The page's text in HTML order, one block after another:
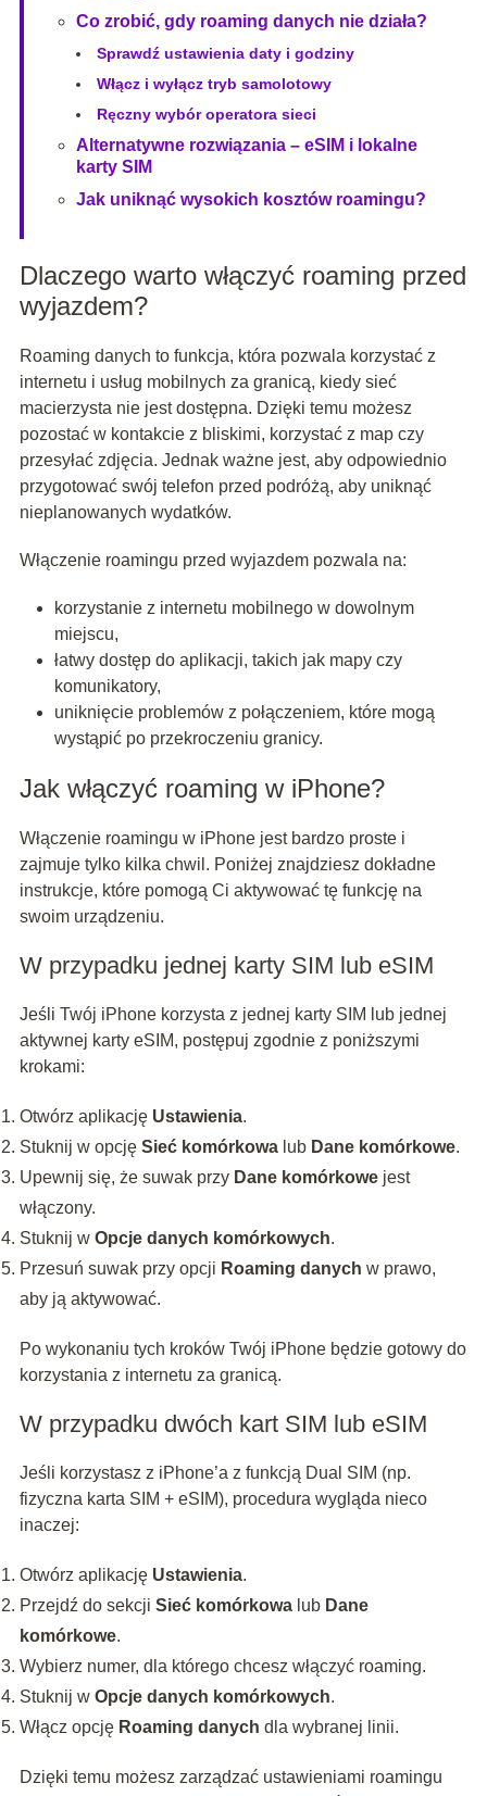
Co zrobić, gdy roaming danych nie działa?
Sprawdź ustawienia daty i godziny
Włącz i wyłącz tryb samolotowy
Ręczny wybór operatora sieci
Alternatywne rozwiązania – eSIM i lokalne
karty SIM
Jak uniknąć wysokich kosztów roamingu?
Dlaczego warto włączyć roaming przed
wyjazdem?
Roaming danych to funkcja, która pozwala korzystać z
internetu i usług mobilnych za granicą, kiedy sieć
macierzysta nie jest dostępna. Dzięki temu możesz
pozostać w kontakcie z bliskimi, korzystać z map czy
przesyłać zdjęcia. Jednak ważne jest, aby odpowiednio
przygotować swój telefon przed podróżą, aby uniknąć
nieplanowanych wydatków.
Włączenie roamingu przed wyjazdem pozwala na:
korzystanie z internetu mobilnego w dowolnym
miejscu,
łatwy dostęp do aplikacji, takich jak mapy czy
komunikatory,
uniknięcie problemów z połączeniem, które mogą
wystąpić po przekroczeniu granicy.
Jak włączyć roaming w iPhone?
Włączenie roamingu w iPhone jest bardzo proste i
zajmuje tylko kilka chwil. Poniżej znajdziesz dokładne
instrukcje, które pomogą Ci aktywować tę funkcję na
swoim urządzeniu.
W przypadku jednej karty SIM lub eSIM
Jeśli Twój iPhone korzysta z jednej karty SIM lub jednej
aktywnej karty eSIM, postępuj zgodnie z poniższymi
krokami:
Otwórz aplikację Ustawienia.
Stuknij w opcję Sieć komórkowalub Dane komórkowe.
Upewnij się, że suwak przy Dane komórkowejest
włączony.
Stuknij w Opcje danych komórkowych.
Przesuń suwak przy opcji Roaming danych w prawo,
aby ją aktywować.
Po wykonaniu tych kroków Twój iPhone będzie gotowy do
korzystania z internetu za granicą.
W przypadku dwóch kart SIM lub eSIM
Jeśli korzystasz z iPhone’a z funkcją Dual SIM (np.
fizyczna karta SIM + eSIM), procedura wygląda nieco
inaczej:
Otwórz aplikację Ustawienia.
Przejdź do sekcji Sieć komórkowalub Dane
komórkowe.
Wybierz numer, dla którego chcesz włączyć roaming.
Stuknij w Opcje danych komórkowych.
Włącz opcję Roaming danych dla wybranej linii.
Dzięki temu możesz zarządzać ustawieniami roamingu